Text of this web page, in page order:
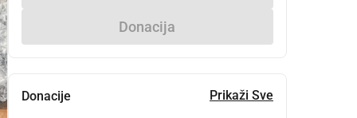
Donacija
Donacije Prikaži Sve